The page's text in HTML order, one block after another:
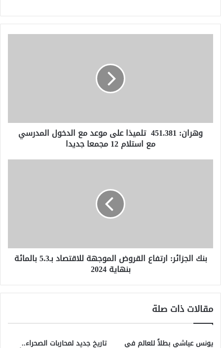
مع
استلام
وهران: 451.381 تلميذا على موعد مع الدخول المدرسي
مع استلام 12 مجمعا جديدا
بنهاية
2024
بنك الجزائر: ارتفاع القروض الموجهة للاقتصاد بـ5.3 بالمائة
بنهاية 2024
مقالات ذات صلة
يونس عياشي بطلاً للعالم في تاريخ جديد لمحاربات الصحراء..